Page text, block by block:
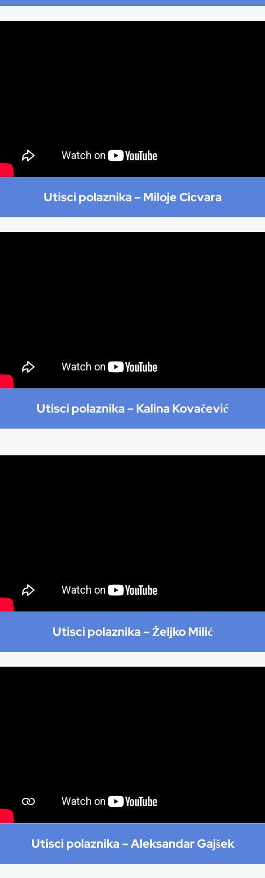
Utisci polaznika –Miloje Cicvara
Utisci polaznika –Kalina Kovačević
Utisci polaznika –Željko Milić
Utisci polaznika –Aleksandar Gajšek